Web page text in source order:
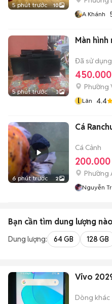
5 phút trước 10
A Khánh
5 phút trước 3
Màn hình
Đã sử
Phường
l Lân 4.4
6 phút trước 2
Cá
Cá Cảnh
Phường
Nguyễn
Bạn cần tìm dung lượng
Dung lượng: 64 GB 128 GB
Vivo
Dòng khác